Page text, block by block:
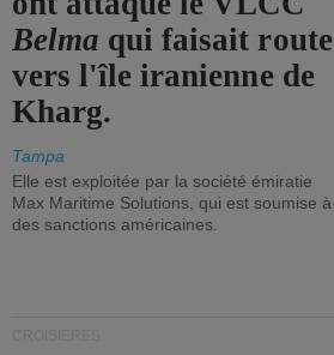
Belma qui faisait route
vers l'île iranienne de
Kharg.
Tampa
Elle est exploitée par la société émiratie
Max Maritime Solutions, qui est soumise à
des sanctions américaines.